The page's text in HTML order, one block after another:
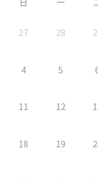
日 一
27 28
4 5
11 12
18 19